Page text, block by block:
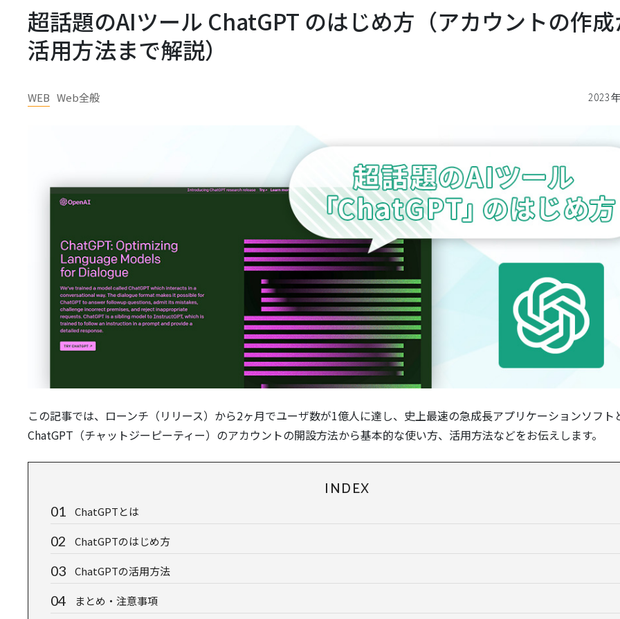
超話題のAIツール ChatGPT のはじめ方（アカウントの作
活用方法まで解説）
2023
WEB Web全般
この記事では、ローンチ（リリース）から2ヶ月でユーザ数が1億人に達し、史上最速の急成長アプリケーションソフト
ChatGPT（チャットジーピーティー）のアカウントの開設方法から基本的な使い方、活用方法などをお伝えします。
INDEX
ChatGPTとは
ChatGPTのはじめ方
ChatGPTの活用方法
まとめ・注意事項